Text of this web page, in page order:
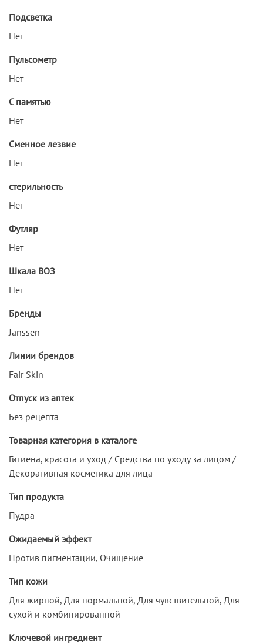
Подсветка
Нет
Пульсометр
Нет
С памятью
Нет
Сменное лезвие
Нет
стерильность
Нет
Футляр
Нет
Шкала ВОЗ
Нет
Бренды
Janssen
Линии брендов
Fair Skin
Отпуск из аптек
Без рецепта
Товарная категория в каталоге
Гигиена, красота и уход / Средства по уходу за лицом /
Декоративная косметика для лица
Тип продукта
Пудра
Ожидаемый эффект
Против пигментации, Очищение
Тип кожи
Для жирной, Для нормальной, Для чувствительной, Для
сухой и комбинированной
Ключевой ингредиент